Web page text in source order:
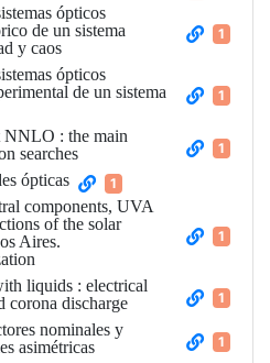
ópticos
de un sistema
y caos
1
ópticos
de un sistema
1
NNLO : the main
searches
1
ópticas 1
components, UVA
of the solar
Aires.
1
liquids : electrical
corona discharge
1
nominales y
asimétricas
1